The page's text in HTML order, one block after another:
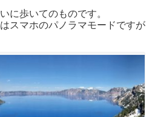
に歩いてのものです。
スマホのパノラマモードですが